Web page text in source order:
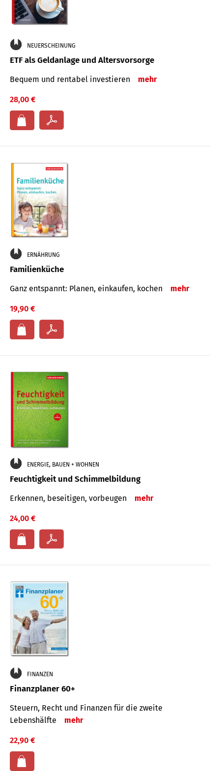
NEUERSCHEINUNG
ETF als Geldanlage und Altersvorsorge
Bequem und rentabel investieren mehr
28,00 €
ERNÄHRUNG
Familienküche
Ganz entspannt: Planen, einkaufen, kochen mehr
19,90 €
ENERGIE, BAUEN + WOHNEN
Feuchtigkeit und Schimmelbildung
Erkennen, beseitigen, vorbeugen mehr
24,00 €
FINANZEN
Finanzplaner 60+
Steuern, Recht und Finanzen für die zweite
Lebenshälfte
mehr
22,90 €